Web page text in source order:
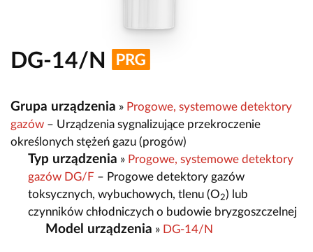
DG-14/N
Grupa urządzenia » Progowe, systemowe detektory
gazów – Urządzenia sygnalizujące przekroczenie
określonych stężeń gazu (progów)
Typ urządzenia » Progowe, systemowe detektory
gazów DG/F – Progowe detektory gazów
toksycznych, wybuchowych, tlenu (O2) lub
czynników chłodniczych o budowie bryzgoszczelnej
Model urządzenia » DG-14/N